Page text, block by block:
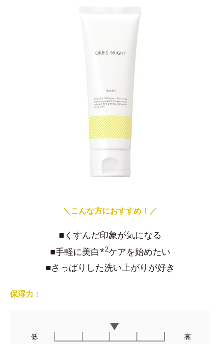
＼こんな方におすすめ！／
■くすんだ印象が気になる
■手軽に美白*2ケアを始めたい
■さっぱりした洗い上がりが好き
保湿力：